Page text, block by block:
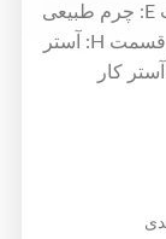
چرم طبیعی قسمت D: چرم طبیعی قسمت E: چرم طبیعی
قسمت F: چرم طبیعی قسمت J: آستر کار قسمت H: آستر